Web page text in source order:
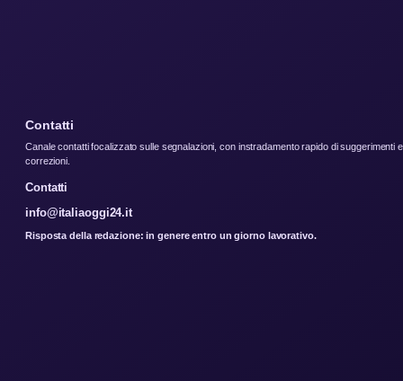
Contatti
Canale contatti focalizzato sulle segnalazioni, con instradamento rapido di suggerimenti e
correzioni.
Contatti
info@italiaoggi24.it
Risposta della redazione: in genere entro un giorno lavorativo.